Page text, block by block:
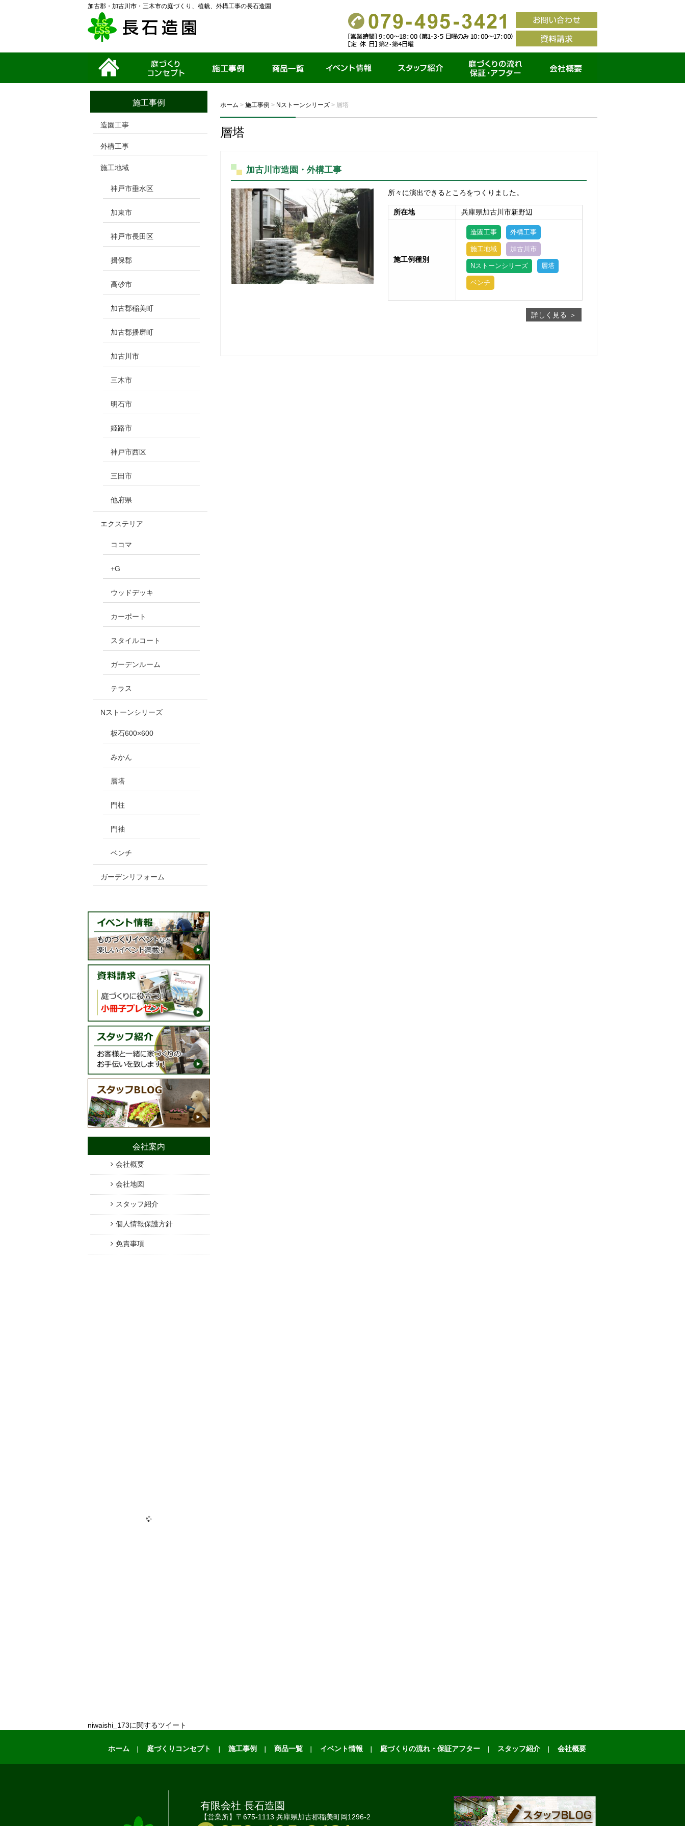
加古郡・加古川市・三木市の庭づくり、植栽、外構工事の長石造園
ホーム > 施工事例 > Nストーンシリーズ > 層塔
層塔
加古川市造園・外構工事
所々に演出できるところをつくりました。
所在地 兵庫県加古川市新野辺
施工例種別
造園工事 外構工事
施工地域 加古川市
Nストーンシリーズ 層塔
ベンチ
詳しく見る
施工事例
造園工事
外構工事
施工地域
神戸市垂水区
加東市
神戸市長田区
揖保郡
高砂市
加古郡稲美町
加古郡播磨町
加古川市
三木市
明石市
姫路市
神戸市西区
三田市
他府県
エクステリア
ココマ
+G
ウッドデッキ
カーポート
スタイルコート
ガーデンルーム
テラス
Nストーンシリーズ
板石600×600
みかん
層塔
門柱
門袖
ベンチ
ガーデンリフォーム
会社案内
会社概要
会社地図
スタッフ紹介
個人情報保護方針
免責事項
niwaishi_173に関するツイート
ホーム 庭づくりコンセプト 施工事例 商品一覧 イベント情報 庭づくりの流れ・保証アフター スタッフ紹介 会社概要
有限会社 長石造園
【営業所】〒675-1113 兵庫県加古郡稲美町岡1296-2